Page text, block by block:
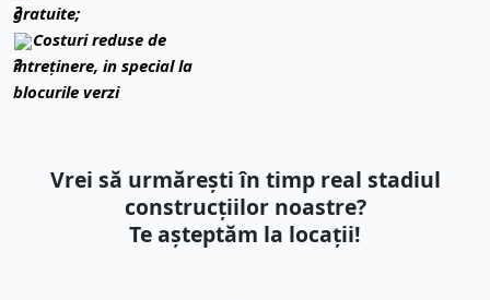
gratuite;
Costuri reduse de
întreținere, in special la
blocurile verzi
Vrei să urmărești în timp real stadiul
construcțiilor noastre?
Te așteptăm la locații!